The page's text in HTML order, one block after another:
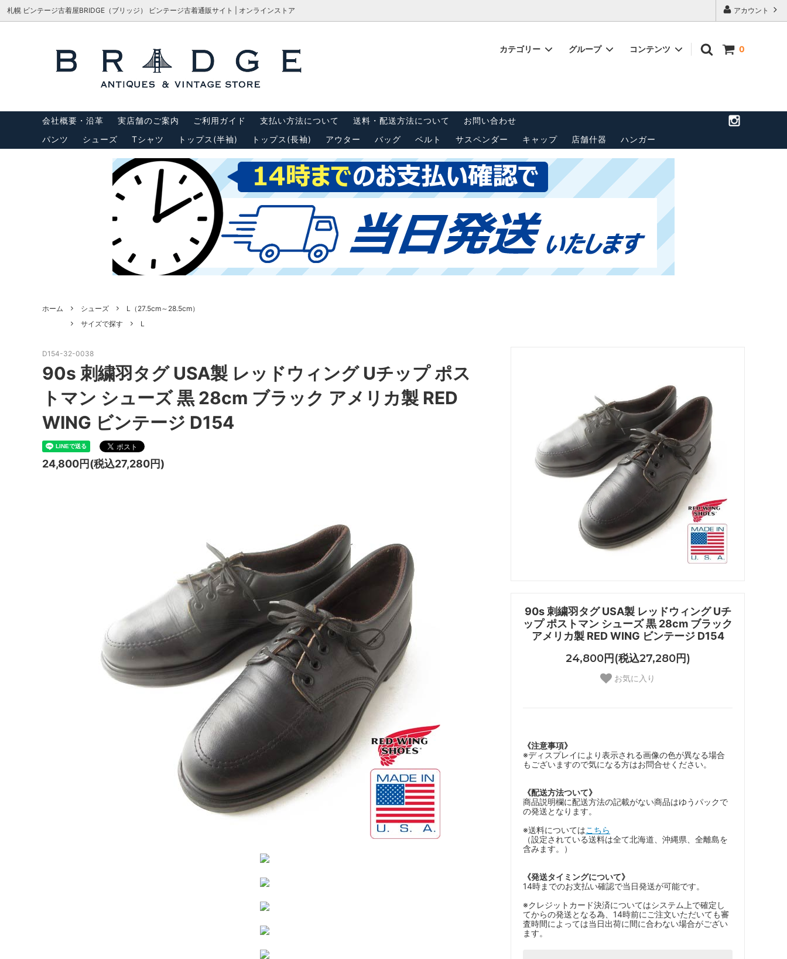
アカウント
札幌 ビンテージ古着屋BRIDGE（ブリッジ） ビンテージ古着通販サイト | オンラインストア
0
カテゴリー
パンツ
アウター トップス(半袖) キャップ ベルト
バッグ サスペンダー シーツ・はぎれ その他
グループ
サイズで探す M-65
USA製リーバイス USA製 リーバイス550 スウェット・パーカー ペナント
コンテンツ
会社概要・沿革 サイズ計測方法
会社概要・沿革 実店舗のご案内 ご利用ガイド 支払い方法について 送料・配送方法について
お問い合わせ
パンツ
シューズ Tシャツ トップス(半袖) トップス(長袖) アウター バッグ ベルト サスペンダー キャップ 店舗什器 ハンガー
ホーム シューズ
L（27.5cm～28.5cm）
サイズで探す
L
90s 刺繍羽タグ USA製 レッドウィング Uチ
ップ ポストマン シューズ 黒 28cm ブラック
アメリカ製 RED WING ビンテージ D154
24,800円(税込27,280円)
お気に入り
《注意事項》
※ディスプレイにより表示される画像の色が異なる場合
もございますので気になる方はお問合せください。
《配送方法ついて》
商品説明欄に配送方法の記載がない商品はゆうパックで
の発送となります。
※送料についてはこちら
（設定されている送料は全て北海道、沖縄県、全離島を
含みます。）
《発送タイミングについて》
14時までのお支払い確認で当日発送が可能です。
※クレジットカード決済についてはシステム上で確定し
てからの発送となる為、14時前にご注文いただいても審
査時間によっては当日出荷に間に合わない場合がござい
ます。
D154-32-0038
90s 刺繍羽タグ USA製 レッドウィング Uチップ ポス
トマン シューズ 黒 28cm ブラック アメリカ製 RED
WING ビンテージ D154
24,800円(税込27,280円)